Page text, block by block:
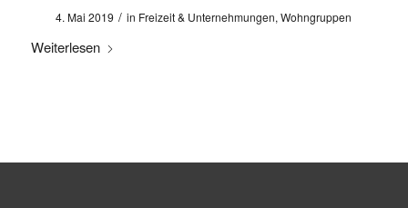
4. Mai 2019 / in Freizeit & Unternehmungen,Wohngruppen
Weiterlesen